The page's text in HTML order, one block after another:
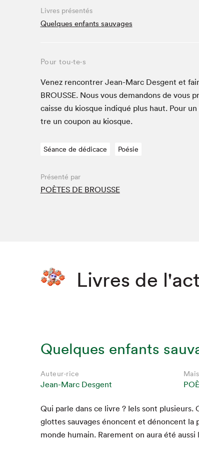
Café La Presse
Espace Côte-des-Neiges
La lecture en cadeau
Le grand jeu de lecture à voix haute du Salon
de Montréal
Lettres québécoises au Salon
Louisiane enracinée et branchée
Mur des illustrateur·rice·s
Livres présentés
Quelques enfants sauvages
Pour tou⋅te⋅s
Venez ren­con­tr­er Jean-Marc Des­gent et
BROUSSE. Nous vous deman­dons de vous
caisse du kiosque indiqué plus haut. Pour
tre un coupon au kiosque.
Séance de dédicace Poésie
Présenté par
POÈTES DE BROUSSE
Livres de
Quelques enfants
Auteur·rice
Jean-Marc Desgent
Qui par­le dans ce livre ? Iels sont
glottes sauvages énon­cent et dénon­cent la
monde humain. Rarement on aura été